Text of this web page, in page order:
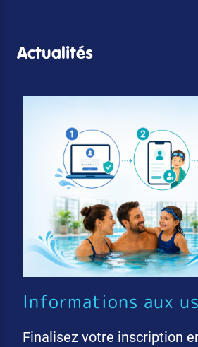
Actualités
Informations aux
Finalisez votre inscription